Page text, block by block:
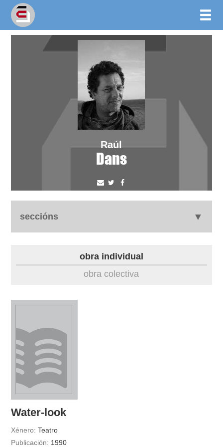
Raúl
Dans
seccións
obra individual
obra colectiva
Water-look
Xénero: Teatro
Publicación: 1990